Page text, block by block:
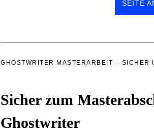
SEITE
GHOSTWRITER MASTERARBEIT – SICHER
Sicher zum
Ghostwriter